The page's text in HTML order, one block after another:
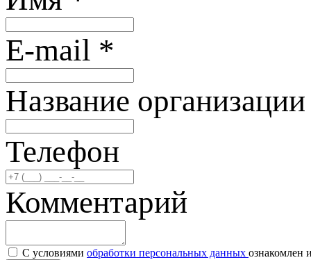
E-mail *
Название
Телефон
Комментарий
С условиями обработки персональных данных ознакомлен